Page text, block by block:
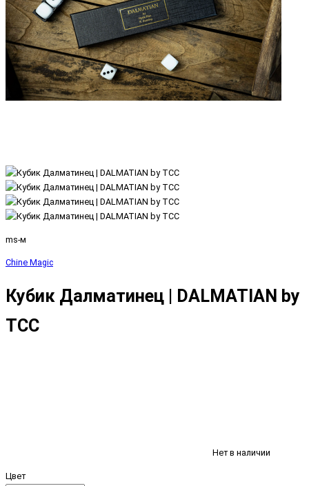
ms-м
Chine Magic
Кубик Далматинец | DALMATIAN by
TCC
Нет в наличии
Цвет